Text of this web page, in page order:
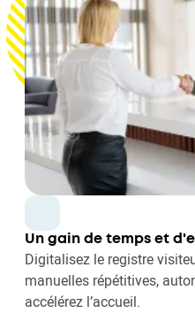
Un gain de temps et
Digitalisez le registre
manuelles répétitives,
accélérez l’accueil.